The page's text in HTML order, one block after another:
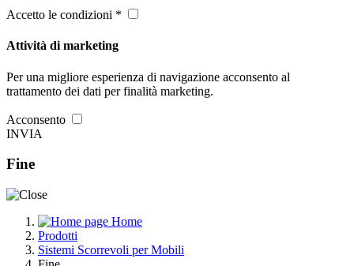
Accetto le condizioni *
Attività di marketing
Per una migliore esperienza di navigazione acconsento al
trattamento dei dati per finalità marketing.
Acconsento
INVIA
Fine
Home
Prodotti
Sistemi Scorrevoli per Mobili